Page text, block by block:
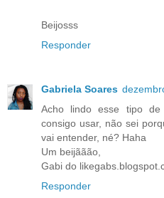
Beijosss
Responder
Gabriela Soares
Acho lindo esse tipo
consigo usar, não sei
vai entender, né? Haha
Um beijããão,
Gabi do
Responder